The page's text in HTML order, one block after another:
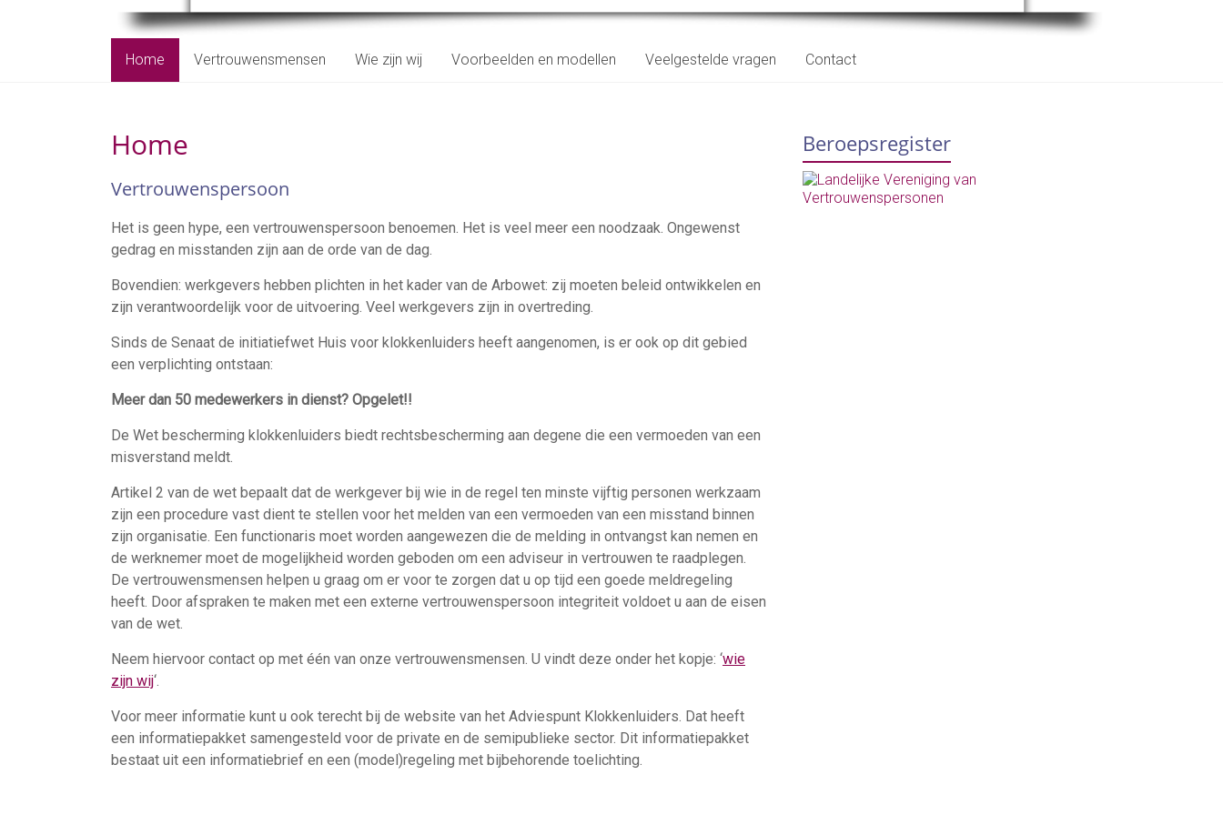
Home Vertrouwensmensen Wie zijn wij Voorbeelden en modellen Veelgestelde vragen Contact
Home
Vertrouwenspersoon
Het is geen hype, een vertrouwenspersoon benoemen. Het is veel meer een noodzaak. Ongewenst
gedrag en misstanden zijn aan de orde van de dag.
Bovendien: werkgevers hebben plichten in het kader van de Arbowet: zij moeten beleid ontwikkelen en
zijn verantwoordelijk voor de uitvoering. Veel werkgevers zijn in overtreding.
Sinds de Senaat de initiatiefwet Huis voor klokkenluiders heeft aangenomen, is er ook op dit gebied
een verplichting ontstaan:
Meer dan 50 medewerkers in dienst? Opgelet!!
De Wet bescherming klokkenluiders biedt rechtsbescherming aan degene die een vermoeden van een
misverstand meldt.
Artikel 2 van de wet bepaalt dat de werkgever bij wie in de regel ten minste vijftig personen werkzaam
zijn een procedure vast dient te stellen voor het melden van een vermoeden van een misstand binnen
zijn organisatie. Een functionaris moet worden aangewezen die de melding in ontvangst kan nemen en
de werknemer moet de mogelijkheid worden geboden om een adviseur in vertrouwen te raadplegen.
De vertrouwensmensen helpen u graag om er voor te zorgen dat u op tijd een goede meldregeling
heeft. Door afspraken te maken met een externe vertrouwenspersoon integriteit voldoet u aan de eisen
van de wet.
Neem hiervoor contact op met één van onze vertrouwensmensen. U vindt deze onder het kopje: ‘wie
zijn wij‘.
​Voor meer informatie kunt u ook terecht bij de website van het Adviespunt Klokkenluiders. Dat heeft
een informatiepakket samengesteld voor de private en de semipublieke sector. Dit informatiepakket
bestaat uit een informatiebrief en een (model)regeling met bijbehorende toelichting.
Beroepsregister